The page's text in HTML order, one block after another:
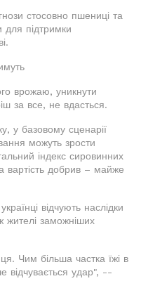
стосовно пшениці та
підтримки
врожаю, уникнути
за все, не вдасться.
у базовому сценарії
можуть зрости
індекс сировинних
вартість добрив – майже
відчують наслідки
жителі заможніших
Чим більша частка їжі в
відчувається удар", --